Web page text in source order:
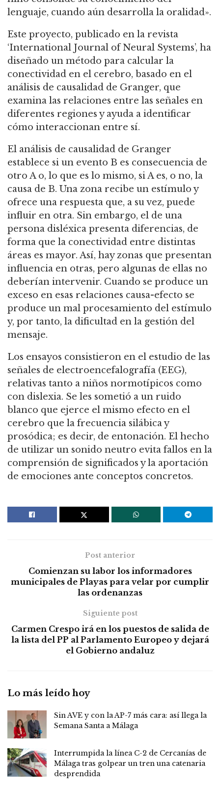
lenguaje, cuando aún desarrolla la oralidad».
Este proyecto, publicado en la revista
‘International Journal of Neural Systems’, ha
diseñado un método para calcular la
conectividad en el cerebro, basado en el
análisis de causalidad de Granger, que
examina las relaciones entre las señales en
diferentes regiones y ayuda a identificar
cómo interaccionan entre sí.
El análisis de causalidad de Granger
establece si un evento B es consecuencia de
otro A o, lo que es lo mismo, si A es, o no, la
causa de B. Una zona recibe un estímulo y
ofrece una respuesta que, a su vez, puede
influir en otra. Sin embargo, el de una
persona disléxica presenta diferencias, de
forma que la conectividad entre distintas
áreas es mayor. Así, hay zonas que presentan
influencia en otras, pero algunas de ellas no
deberían intervenir. Cuando se produce un
exceso en esas relaciones causa-efecto se
produce un mal procesamiento del estímulo
y, por tanto, la dificultad en la gestión del
mensaje.
Los ensayos consistieron en el estudio de las
señales de electroencefalografía (EEG),
relativas tanto a niños normotípicos como
con dislexia. Se les sometió a un ruido
blanco que ejerce el mismo efecto en el
cerebro que la frecuencia silábica y
prosódica; es decir, de entonación. El hecho
de utilizar un sonido neutro evita fallos en la
comprensión de significados y la aportación
de emociones ante conceptos concretos.
Post anterior
Comienzan su labor los informadores
municipales de Playas para velar por cumplir
las ordenanzas
Siguiente post
Carmen Crespo irá en los puestos de salida de
la lista del PP al Parlamento Europeo y dejará
el Gobierno andaluz
Lo más leído hoy
Sin AVE y con la AP-7 más cara: así llega la
Semana Santa a Málaga
Interrumpida la línea C-2 de Cercanías de
Málaga tras golpear un tren una catenaria
desprendida